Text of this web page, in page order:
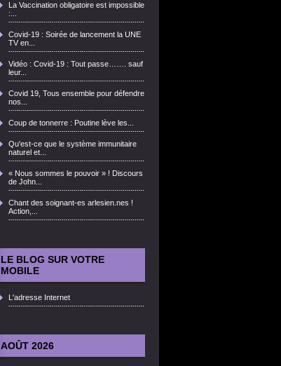
La Vaccination obligatoire est impossible
:...
Covid-19 : Soirée de lancement la UNE
TV en...
Vidéo : Covid-19 : Tout passe……. sauf
leur...
Covid 19, Tous ensemble pour défendre
nos...
Coup de tonnerre : Poutine lève les...
Qu'est-ce que le système immunitaire
naturel et...
« Nous sommes le pouvoir » ! Discours
de John...
Chant des soignant-es arlesien.nes !
Action,...
LE BLOG SUR VOTRE
MOBILE
L'adresse Internet
AOÛT 2026